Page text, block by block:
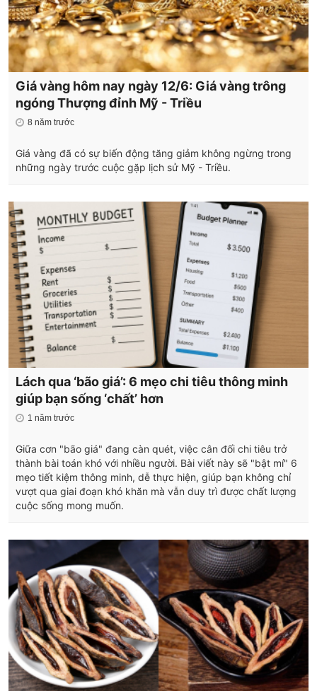
Giá vàng hôm nay ngày 12/6: Giá vàng trông
ngóng Thượng đỉnh Mỹ - Triều
8 năm trước
Giá vàng đã có sự biến động tăng giảm không ngừng trong
những ngày trước cuộc gặp lịch sử Mỹ - Triều.
Lách qua ‘bão giá’: 6 mẹo chi tiêu thông minh
giúp bạn sống ‘chất’ hơn
1 năm trước
Giữa cơn "bão giá" đang càn quét, việc cân đối chi tiêu trở
thành bài toán khó với nhiều người. Bài viết này sẽ "bật mí" 6
mẹo tiết kiệm thông minh, dễ thực hiện, giúp bạn không chỉ
vượt qua giai đoạn khó khăn mà vẫn duy trì được chất lượng
cuộc sống mong muốn.